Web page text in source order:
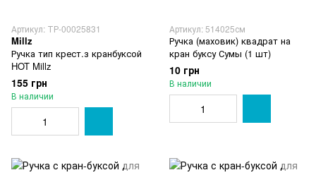
Артикул: ТР-00025831
Millz
Ручка тип крест.з кранбуксой
HOT Millz
155 грн
В наличии
Артикул: 514025см
Ручка (маховик) квадрат на
кран буксу Сумы (1 шт)
10 грн
В наличии